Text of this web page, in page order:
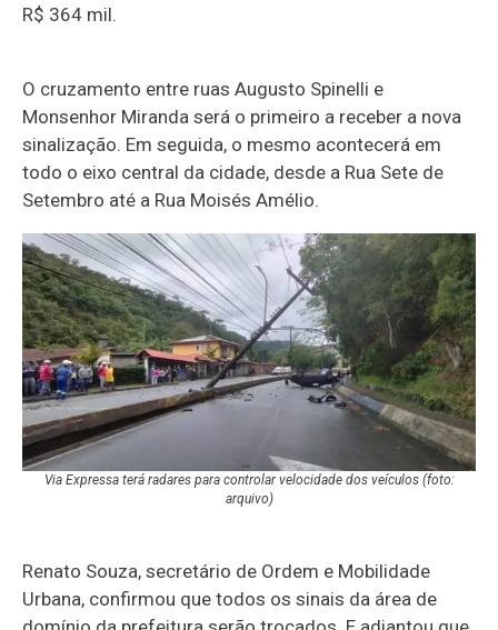
R$ 364 mil.
O cruzamento entre ruas Augusto Spinelli e
Monsenhor Miranda será o primeiro a receber a nova
sinalização. Em seguida, o mesmo acontecerá em
todo o eixo central da cidade, desde a Rua Sete de
Setembro até a Rua Moisés Amélio.
Via Expressa terá radares para controlar velocidade dos veículos (foto:
arquivo)
Renato Souza, secretário de Ordem e Mobilidade
Urbana, confirmou que todos os sinais da área de